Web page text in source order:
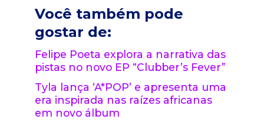
Você também pode
gostar de:
Felipe Poeta explora a narrativa das
pistas no novo EP “Clubber’s Fever”
Tyla lança ‘A*POP’ e apresenta uma
era inspirada nas raízes africanas
em novo álbum